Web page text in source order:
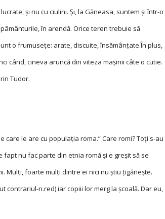
și nu cu ciulini. Și, la Găneasa, suntem și într-o
în arendă. Orice teren trebuie să
o frumuseţe: arate, discuite, însămânţate.În plus,
când, cineva aruncă din viteza mașinii câte o cutie.
Tudor.
le are cu populaţia roma.” Care romi? Toţi s-au
nu fac parte din etnia romă și e greșit să se
Mulţi, foarte mulţi dintre ei nici nu știu ţigănește.
n.red) iar copiii lor merg la școală. Dar eu,